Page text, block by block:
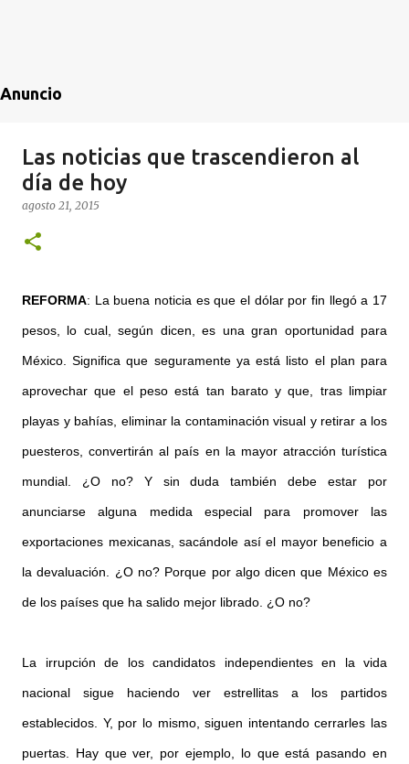
Anuncio
Las noticias que trascendieron al
día de hoy
agosto 21, 2015
REFORMA: La buena noticia es que el dólar por fin llegó a 17
pesos, lo cual, según dicen, es una gran oportunidad para
México. Significa que seguramente ya está listo el plan para
aprovechar que el peso está tan barato y que, tras limpiar
playas y bahías, eliminar la contaminación visual y retirar a los
puesteros, convertirán al país en la mayor atracción turística
mundial. ¿O no? Y sin duda también debe estar por
anunciarse alguna medida especial para promover las
exportaciones mexicanas, sacándole así el mayor beneficio a
la devaluación. ¿O no? Porque por algo dicen que México es
de los países que ha salido mejor librado. ¿O no?
La irrupción de los candidatos independientes en la vida
nacional sigue haciendo ver estrellitas a los partidos
establecidos. Y, por lo mismo, siguen intentando cerrarles las
puertas. Hay que ver, por ejemplo, lo que está pasando en